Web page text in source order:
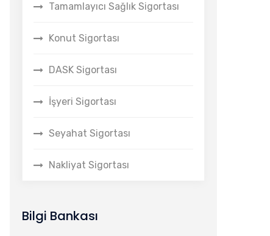
Tamamlayıcı Sağlık Sigortası
Konut Sigortası
DASK Sigortası
İşyeri Sigortası
Seyahat Sigortası
Nakliyat Sigortası
Bilgi Bankası